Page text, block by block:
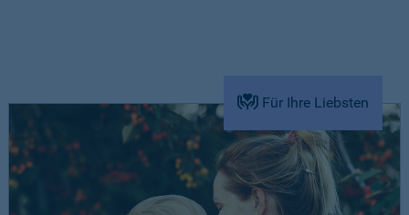
Für Ihre Liebsten